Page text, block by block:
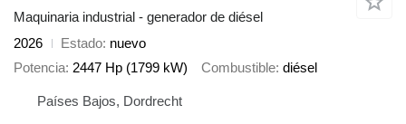
Maquinaria industrial - generador de diésel
2026
Estado nuevo
Potencia 2447 Hp (1799 kW) Combustible diésel
Países Bajos, Dordrecht